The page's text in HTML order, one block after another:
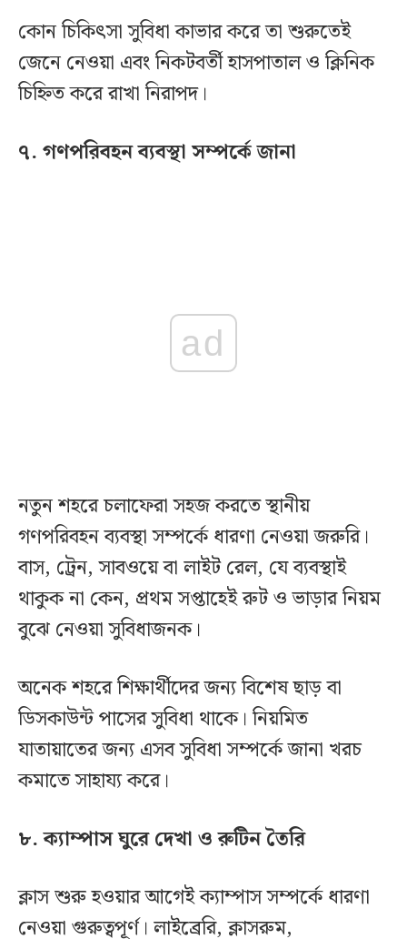
কোন চিকিৎসা সুবিধা কাভার করে তা শুরুতেই
জেনে নেওয়া এবং নিকটবর্তী হাসপাতাল ও ক্লিনিক
চিহ্নিত করে রাখা নিরাপদ।
৭. গণপরিবহন ব্যবস্থা সম্পর্কে জানা
ad
নতুন শহরে চলাফেরা সহজ করতে স্থানীয়
গণপরিবহন ব্যবস্থা সম্পর্কে ধারণা নেওয়া জরুরি।
বাস, ট্রেন, সাবওয়ে বা লাইট রেল, যে ব্যবস্থাই
থাকুক না কেন, প্রথম সপ্তাহেই রুট ও ভাড়ার নিয়ম
বুঝে নেওয়া সুবিধাজনক।
অনেক শহরে শিক্ষার্থীদের জন্য বিশেষ ছাড় বা
ডিসকাউন্ট পাসের সুবিধা থাকে। নিয়মিত
যাতায়াতের জন্য এসব সুবিধা সম্পর্কে জানা খরচ
কমাতে সাহায্য করে।
৮. ক্যাম্পাস ঘুরে দেখা ও রুটিন তৈরি
ক্লাস শুরু হওয়ার আগেই ক্যাম্পাস সম্পর্কে ধারণা
নেওয়া গুরুত্বপূর্ণ। লাইব্রেরি, ক্লাসরুম,